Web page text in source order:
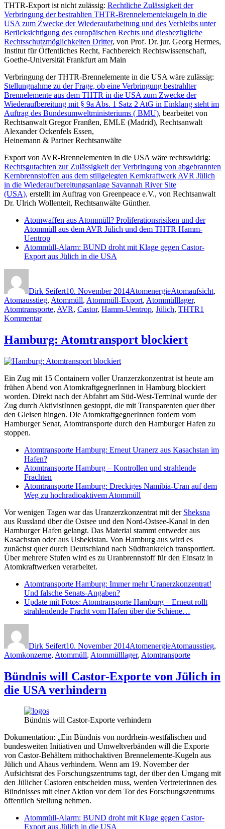
THTR-Export ist nicht zulässig: Rechtliche Zulässigkeit der
Verbringung der bestrahlten THTR-Brennelementekugeln in die
USA zum Zwecke der Wiederaufarbeitung und des Verbleibs unter
Berücksichtigung des europäischen Rechts und diesbezügliche
Rechtsschutzmöglichkeiten Dritter, von Prof. Dr. jur. Georg Hermes,
Institut für Öffentliches Recht, Fachbereich Rechtswissenschaft,
Goethe-Universität Frankfurt am Main
Verbringung der THTR-Brennelemente in die USA wäre zulässig:
Stellungnahme zu der Frage, ob eine Verbringung bestrahlter
Brennelemente aus dem THTR in die USA zum Zwecke der
Wiederaufbereitung mit § 9a Abs. 1 Satz 2 AtG in Einklang steht im
Auftrag des Bundesumweltministeriums ( BMU), bearbeitet von
Rechtsanwalt Gregor Franßen, EMLE (Madrid), Rechtsanwalt
Alexander Ockenfels Essen,
Heinemann & Partner Rechtsanwälte
Export von AVR-Brennelementen in die USA wäre rechtswidrig:
Rechtsgutachten zur Zulässigkeit der Verbringung von abgebrannten
Kernbrennstoffen aus dem stillgelegten Kernkraftwerk AVR Jülich
in die Wiederaufbereitungsanlage Savannah River Site
(USA), erstellt im Auftrag von Greenpeace e.V., von Rechtsanwalt
Dr. Ulrich Wollenteit, Rechtsanwälte Günther.
Atomwaffen aus Atommüll? Proliferationsrisiken und der
Atommüll aus dem AVR Jülich und dem THTR Hamm-
Uentrop
Atommüll-Alarm: BUND droht mit Klage gegen Castor-
Export aus Jülich in die USA
Dirk Seifert10. November 2014AtomenergieAtomaufsicht,
Atomausstieg, Atommüll, Atommüll-Export, Atommülllager,
Atomtransporte, AVR, Castor, Hamm-Uentrop, Jülich, THTR1
Kommentarzu
Export
in
USA
Rechtsgutachten
oder
Politik?
Hamburg: Atomtransport blockiert
Ein Zug mit 15 Containern voller Uranzerzkonzentrat ist heute am
frühen Abend von AtomkraftgegnerInnen in Hamburg blockiert
worden. Direkt nach der Abfahrt am Süd-West-Terminal wurde der
Zug durch AktivistInnen gestoppt, die mit Transparenten quer über
den Gleisen hingen. Die AtomkraftgegnerInnen fordern vom
Hamburger Senat, Atomtransporte durch den Hamburger Hafen zu
stoppen.
Atomtransporte Hamburg: Erneut Uranerz aus Kasachstan im
Hafen?
Atomtransporte Hamburg – Kontrollen und strahlende
Frachten
Atomtransporte Hamburg: Dreckiges Namibia-Uran auf dem
Weg zu hochradioaktivem Atommüll
Vor wenigen Tagen war das Uranzerzkonzentrat mit der Sheksna
aus Russland über die Ostsee und den Nord-Ostsee-Kanal in den
Hamburger Hafen gelangt. Das Material stammt entweder aus
Kasachstan oder aus Usbekistan. Von Hamburg aus wird es
zunächst quer durch Deutschland nach Südfrankreich transportiert.
Über mehrere Stufen wird es zu Uranbrennstoff für den Einsatz in
Atomkraftwerken verarbeitet.
Atomtransporte Hamburg: Immer mehr Uranerzkonzentrat!
Und falsche Senats-Angaben?
Update mit Fotos: Atomtransporte Hamburg – Erneut rollt
strahlendende Fracht vom Hafen über die Schiene…
Dirk Seifert10. November 2014AtomenergieAtomausstieg,
Atomkonzerne, Atommüll, Atommülllager, Atomtransporte
Bündnis will Castor-Exporte von Jülich in
die USA verhindern
Bündnis will Castor-Exporte verhindern
Dokumentation: „Ein Bündnis von nordrhein-westfälischen und
bundesweiten Initiativen und Umweltverbänden will die Exporte
von Castor-Behältern mithochaktiven Brennelemente-Kugeln aus
Jülich und Ahaus verhindern. Wenn am 19. November der
Aufsichtsrat des Forschungszentrums tagt, der über den Umgang mit
den Jülicher Castoren entscheiden muss, werden Vertreterinnen des
Bündnisses mit einer Aktion vor dem Tor des Forschungszentrums
öffentlich Stellung nehmen.
Atommüll-Alarm: BUND droht mit Klage gegen Castor-
Export aus Jülich in die USA